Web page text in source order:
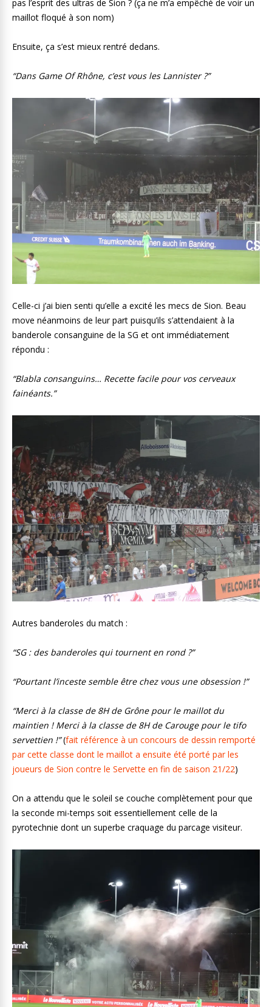
pas l’esprit des ultras de Sion ? (ça ne m’a empêché de voir un
maillot floqué à son nom)
Ensuite, ça s’est mieux rentré dedans.
“Dans Game Of Rhône, c’est vous les Lannister ?”
Celle-ci j’ai bien senti qu’elle a excité les mecs de Sion. Beau
move néanmoins de leur part puisqu’ils s’attendaient à la
banderole consanguine de la SG et ont immédiatement
répondu :
“Blabla consanguins… Recette facile pour vos cerveaux
fainéants.”
Autres banderoles du match :
“SG : des banderoles qui tournent en rond ?”
“Pourtant l’inceste semble être chez vous une obsession !”
“Merci à la classe de 8H de Grône pour le maillot du
maintien ! Merci à la classe de 8H de Carouge pour le tifo
servettien !”(fait référence à un concours de dessin remporté
par cette classe dont le maillot a ensuite été porté par les
joueurs de Sion contre le Servette en fin de saison 21/22)
On a attendu que le soleil se couche complètement pour que
la seconde mi-temps soit essentiellement celle de la
pyrotechnie dont un superbe craquage du parcage visiteur.